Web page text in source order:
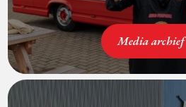
Media archief